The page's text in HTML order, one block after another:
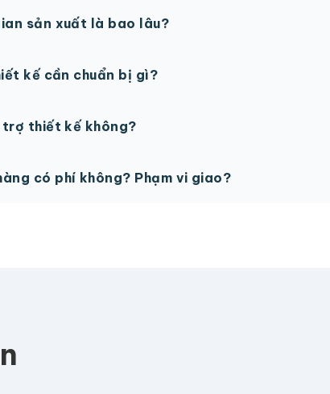
sản xuất là bao lâu?
tư vấn.
kế cần chuẩn bị gì?
trợ thiết kế không?
có phí không? Phạm vi giao?